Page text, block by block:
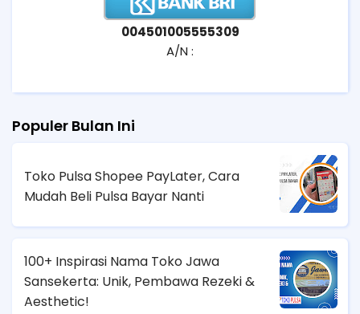
004501005555309
A/N :
Populer Bulan Ini
Toko Pulsa Shopee PayLater, Cara
Mudah Beli Pulsa Bayar Nanti
100+ Inspirasi Nama Toko Jawa
Sansekerta: Unik, Pembawa Rezeki &
Aesthetic!